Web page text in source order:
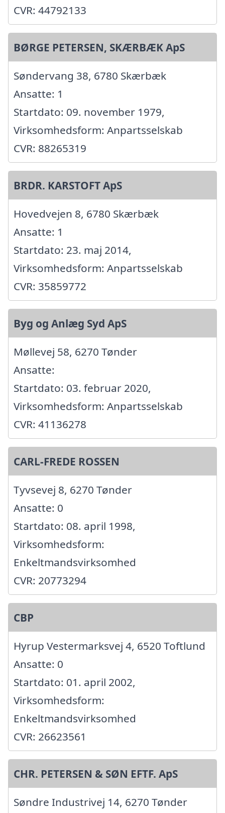
CVR: 44792133
BØRGE PETERSEN, SKÆRBÆK ApS
Søndervang 38, 6780 Skærbæk
Ansatte: 1
Startdato: 09. november 1979,
Virksomhedsform: Anpartsselskab
CVR: 88265319
BRDR. KARSTOFT ApS
Hovedvejen 8, 6780 Skærbæk
Ansatte: 1
Startdato: 23. maj 2014,
Virksomhedsform: Anpartsselskab
CVR: 35859772
Byg og Anlæg Syd ApS
Møllevej 58, 6270 Tønder
Ansatte:
Startdato: 03. februar 2020,
Virksomhedsform: Anpartsselskab
CVR: 41136278
CARL-FREDE ROSSEN
Tyvsevej 8, 6270 Tønder
Ansatte: 0
Startdato: 08. april 1998,
Virksomhedsform:
Enkeltmandsvirksomhed
CVR: 20773294
CBP
Hyrup Vestermarksvej 4, 6520 Toftlund
Ansatte: 0
Startdato: 01. april 2002,
Virksomhedsform:
Enkeltmandsvirksomhed
CVR: 26623561
CHR. PETERSEN & SØN EFTF. ApS
Søndre Industrivej 14, 6270 Tønder